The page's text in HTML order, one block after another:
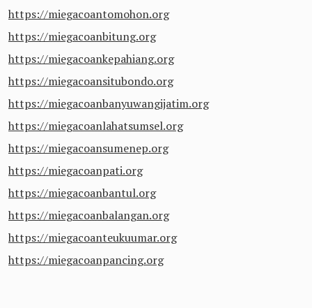
https://miegacoantomohon.org
https://miegacoanbitung.org
https://miegacoankepahiang.org
https://miegacoansitubondo.org
https://miegacoanbanyuwangijatim.org
https://miegacoanlahatsumsel.org
https://miegacoansumenep.org
https://miegacoanpati.org
https://miegacoanbantul.org
https://miegacoanbalangan.org
https://miegacoanteukuumar.org
https://miegacoanpancing.org